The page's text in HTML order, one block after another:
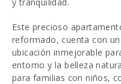
Este precioso
reformado, cuenta con
ubicación inmejorable
entorno y la belleza
para familias con niños,